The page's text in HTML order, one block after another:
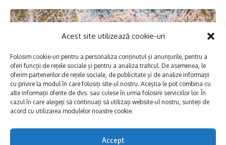
Acest site utilizează cookie-uri
Folosim cookie-uri pentru a personaliza conținutul și anunțurile, pentru a
oferi funcții de rețele sociale și pentru a analiza traficul. De asemenea, le
oferim partenerilor de rețele sociale, de publicitate și de analize informații
cu privire la modul în care folosiți site-ul nostru. Aceștia le pot combina cu
alte informații oferite de dvs. sau culese în urma folosirii serviciilor lor. În
cazul în care alegeți să continuați să utilizați website-ul nostru, sunteți de
acord cu utilizarea modulelor noastre cookie.
Accept
Cartierul Topolog – Theodor Burada (zona
Salvare);
Zona Industrială;
Cartierele CET, Viile Noi și Sere;
Cartierele Anda, Km 4, Km 4-5, Km 5 și
Veterani;
Cartierele Far și Abator;
Zona străzilor Crișului, Interioară I și II;